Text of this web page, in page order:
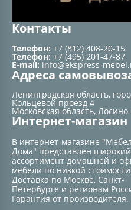
Контакты
Телефон: +7 (812) 408-20-15
Телефон: +7 (495) 201-47-87
E-mail: info@ekspress-
Адреса
Ленинградская область,
Кольцевой проезд 4
Московская область,
Интернет-магазин
В интернет-магазине
Дома" представлен широкий
ассортимент домашней и
мебели по низкой
Доставка по Москве, Санкт-
Петербурге и регионам
Гарантия от производителя.